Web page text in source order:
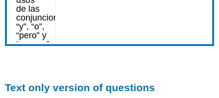
Text only version of questions